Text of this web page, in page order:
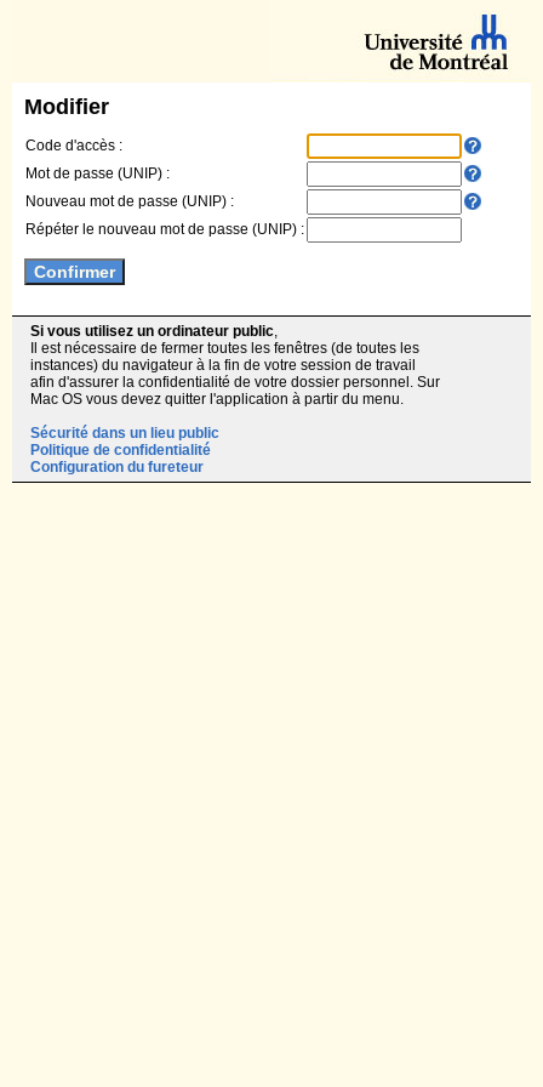
Modifier
Code d'accès :
Mot de passe (UNIP) :
Nouveau mot de passe (UNIP) :
Répéter le nouveau mot de passe (UNIP) :
Si vous utilisez un ordinateur public,
Il est nécessaire de fermer toutes les fenêtres (de toutes les
instances) du navigateur à la fin de votre session de travail
afin d'assurer la confidentialité de votre dossier personnel. Sur
Mac OS vous devez quitter l'application à partir du menu.
Sécurité dans un lieu public
Politique de confidentialité
Configuration du fureteur